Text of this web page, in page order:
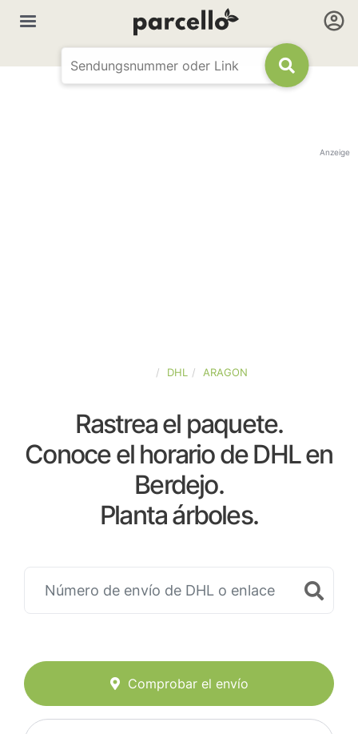
Anzeige
DHL ARAGON
Rastrea el paquete.
Conoce el horario de DHL en
Berdejo.
Planta árboles.
Comprobar el envío